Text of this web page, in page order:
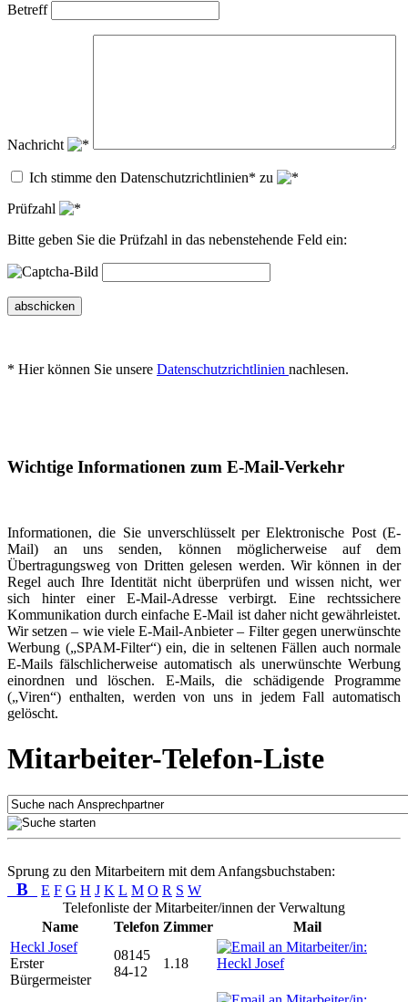
Betreff
Nachricht
Ich stimme den Datenschutzrichtlinien* zu
Prüfzahl
Bitte geben Sie die Prüfzahl in das nebenstehende Feld ein:
abschicken
* Hier können Sie unsere Datenschutzrichtlinien nachlesen.
Wichtige Informationen zum E-Mail-Verkehr
Informationen, die Sie unverschlüsselt per Elektronische Post (E-
Mail) an uns senden, können möglicherweise auf dem
Übertragungsweg von Dritten gelesen werden. Wir können in der
Regel auch Ihre Identität nicht überprüfen und wissen nicht, wer
sich hinter einer E-Mail-Adresse verbirgt. Eine rechtssichere
Kommunikation durch einfache E-Mail ist daher nicht gewährleistet.
Wir setzen – wie viele E-Mail-Anbieter – Filter gegen unerwünschte
Werbung („SPAM-Filter“) ein, die in seltenen Fällen auch normale
E-Mails fälschlicherweise automatisch als unerwünschte Werbung
einordnen und löschen. E-Mails, die schädigende Programme
(„Viren“) enthalten, werden von uns in jedem Fall automatisch
gelöscht.
Mitarbeiter-Telefon-Liste
Sprung zu den Mitarbeitern mit dem Anfangsbuchstaben:
B E F G H J K L M O R S W
Telefonliste der Mitarbeiter/innen der Verwaltung
Name
Telefon Zimmer
Mail
Heckl Josef
Erster
Bürgermeister
08145
84-12
1.18